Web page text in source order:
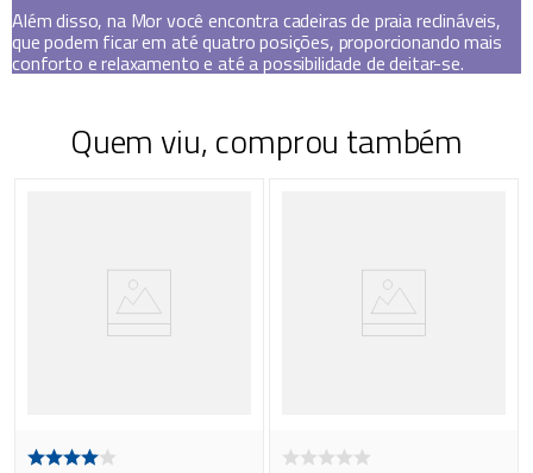
Além disso, na Mor você encontra cadeiras de praia reclináveis,
que podem ficar em até quatro posições, proporcionando mais
conforto e relaxamento e até a possibilidade de deitar-se.
Quem viu, comprou também